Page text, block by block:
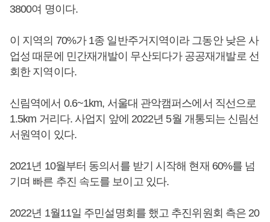
3800여 명이다.
이 지역의 70%가 1종 일반주거지역이라 그동안 낮은 사
업성 때문에 민간재개발이 무산되다가 공공재개발로 선
회한 지역이다.
신림역에서 0.6~1km, 서울대 관악캠퍼스에서 직선으로
1.5km 거리다. 사업지 앞에 2022년 5월 개통되는 신림선
서원역이 있다.
2021년 10월부터 동의서를 받기 시작해 현재 60%를 넘
기며 빠른 추진 속도를 보이고 있다.
2022년 1월11일 주민설명회를 했고 추진위원회 측은 20